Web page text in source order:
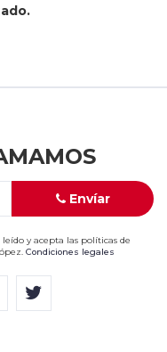
Envíar
y acepta las políticas de
Condiciones legales